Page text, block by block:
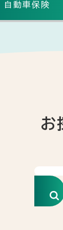
自動車保険
お
検